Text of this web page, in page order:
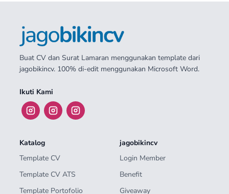
Buat CV dan Surat Lamaran menggunakan template dari
jagobikincv. 100% di-edit menggunakan Microsoft Word.
Ikuti Kami
Katalog
Template CV
Template CV ATS
Template Portofolio
jagobikincv
Login Member
Benefit
Giveaway